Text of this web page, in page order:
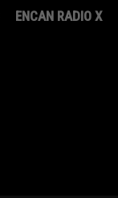
ENCAN RADIO X